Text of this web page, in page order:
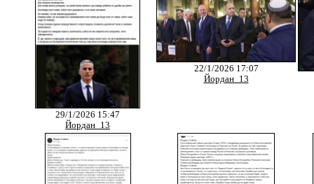
29/1/2026 15:47
Йордан_13
22/1/2026 17:07
Йордан_13